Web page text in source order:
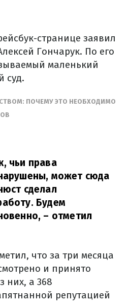
странице заявил
Гончарук. По его
маленький
суд.
ПОЧЕМУ ЭТО НЕОБХОДИМО
чьи права
может сюда
сделал
Будем
– отметил
что за три месяца
и принято
них, а 368
репутацией